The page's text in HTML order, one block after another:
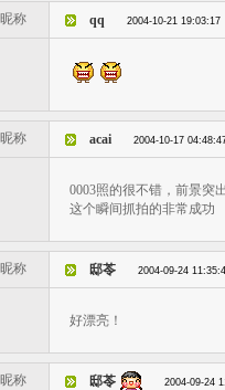
昵称 qq 2004-10-21 19:03:17
昵称 acai 2004-10-17
0003照的很不错，前景突
这个瞬间抓拍的非常成功
昵称 邸苓 2004-09-24
好漂亮！
昵称 邸苓 2004-09-24